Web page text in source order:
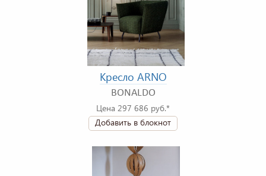
Кресло ARNO
BONALDO
Цена 297 686 руб.*
Добавить в блокнот